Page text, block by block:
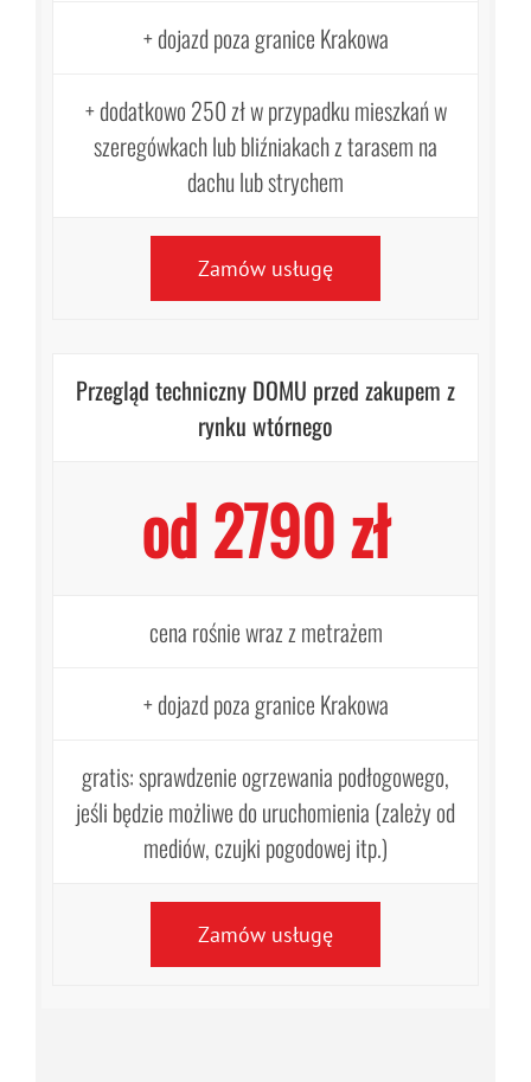
+ dojazd poza granice Krakowa
+ dodatkowo 250 zł w przypadku mieszkań w
szeregówkach lub bliźniakach z tarasem na
dachu lub strychem
Zamów usługę
Przegląd techniczny DOMU przed zakupem z
rynku wtórnego
od 2790 zł
cena rośnie wraz z metrażem
+ dojazd poza granice Krakowa
gratis: sprawdzenie ogrzewania podłogowego,
jeśli będzie możliwe do uruchomienia (zależy od
mediów, czujki pogodowej itp.)
Zamów usługę